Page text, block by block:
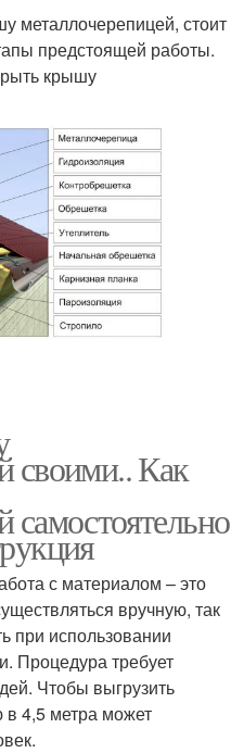
металлочерепицей, стоит
предстоящей работы.
крышу
своими.. Как
самостоятельно
с материалом – это
вручную, так
при использовании
Процедура требует
Чтобы выгрузить
4,5 метра может